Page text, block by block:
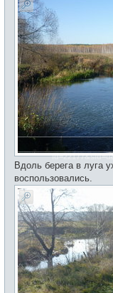
Вдоль берега в луга
воспользовались.